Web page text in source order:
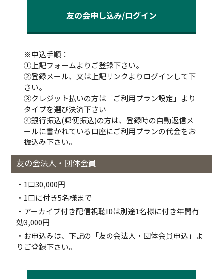
友の会申し込み/ログイン
※申込手順：
①上記フォームよりご登録下さい。
②登録メール、又は上記リンクよりログインして下
さい。
③クレジット払いの方は「ご利用プラン設定」より
タイプを選び決済下さい
④銀行振込(郵便振込)の方は、登録時の自動返信メ
ールに書かれている口座にご利用プランの代金をお
振込み下さい。
友の会法人・団体会員
・1口30,000円
・1口に付き5名様まで
・アーカイブ付き配信視聴IDは別途1名様に付き年間有
効3,000円
・お申込みは、下記の「友の会法人・団体会員申込」よ
りご登録下さい。